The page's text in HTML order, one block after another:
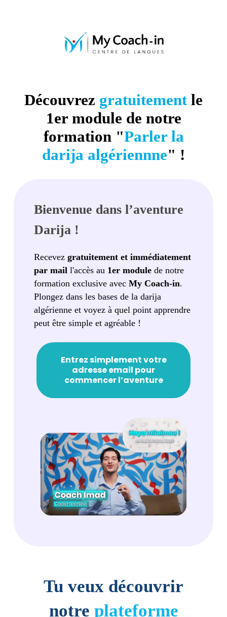
Découvrez gratuitementle
1er module de notre
formation "Parler la
darija algériennne" !
Bienvenue dans l’aventure
Darija !
Recevez gratuitement et immédiatement
par mail l'accès au 1er module de notre
formation exclusive avec My Coach-in.
Plongez dans les bases de la darija
algérienne et voyez à quel point apprendre
peut être simple et agréable !
Entrez simplement votre
adresse email pour
commencer l’aventure
Tu veux découvrir
notre plateforme